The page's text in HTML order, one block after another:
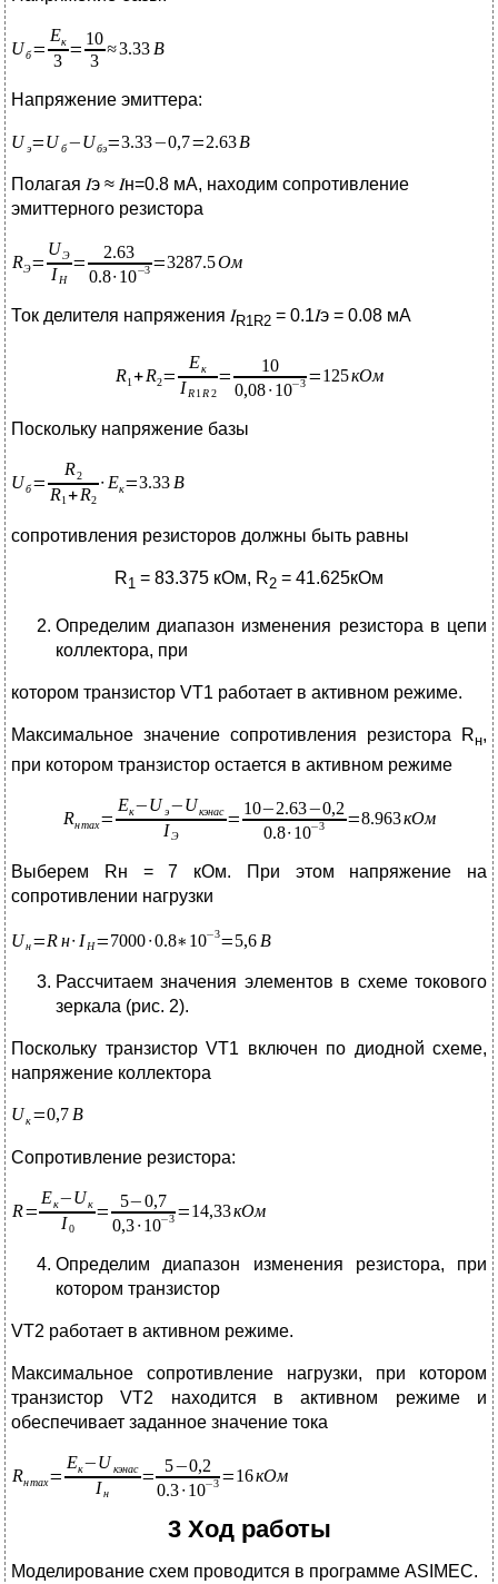
Напряжение эмиттера:
Полагая 𝐼э ≈ 𝐼н=0.8 мА, находим сопротивление
эмиттерного резистора
Ток делителя напряжения 𝐼R1R2 = 0.1𝐼э = 0.08 мА
Поскольку напряжение базы
сопротивления резисторов должны быть равны
R1 = 83.375 кОм, R2 = 41.625кОм
Определим диапазон изменения резистора в цепи
коллектора, при
котором транзистор VT1 работает в активном режиме.
Максимальное значение сопротивления резистора Rн,
при котором транзистор остается в активном режиме
Выберем Rн = 7 кОм. При этом напряжение на
сопротивлении нагрузки
Рассчитаем значения элементов в схеме токового
зеркала (рис. 2).
Поскольку транзистор VT1 включен по диодной схеме,
напряжение коллектора
Сопротивление резистора:
Определим диапазон изменения резистора, при
котором транзистор
VТ2 работает в активном режиме.
Максимальное сопротивление нагрузки, при котором
транзистор VT2 находится в активном режиме и
обеспечивает заданное значение тока
3 Ход работы
Моделирование схем проводится в программе ASIMEC.